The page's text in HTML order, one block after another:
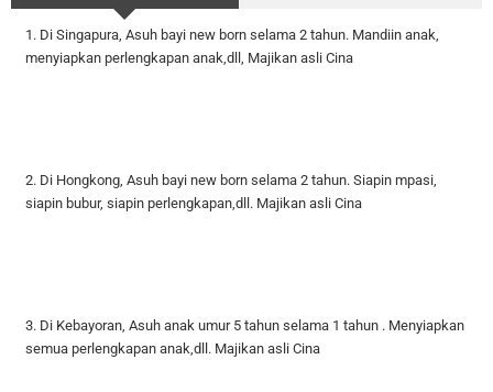
1. Di Singapura, Asuh bayi new born selama 2 tahun. Mandiin anak,
menyiapkan perlengkapan anak,dll,
Majikan asli Cina
2. Di Hongkong, Asuh bayi new born selama 2 tahun. Siapin mpasi,
siapin bubur, siapin perlengkapan,dll. Majikan asli Cina
3. Di Kebayoran, Asuh anak umur 5 tahun selama 1 tahun . Menyiapkan
semua perlengkapan anak,dll. Majikan asli Cina